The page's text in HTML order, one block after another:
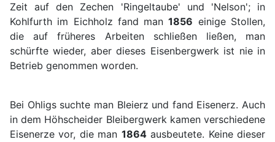
Zeit auf den Zechen 'Ringeltaube' und 'Nelson'; in
Kohlfurth im Eichholz fand man1856 einige Stollen,
die auf früheres Arbeiten schließen ließen, man
schürfte wieder, aber dieses Eisenbergwerk ist nie in
Betrieb genommen worden.
Bei Ohligs suchte man Bleierz und fand Eisenerz. Auch
in dem Höhscheider Bleibergwerk kamen verschiedene
Eisenerze vor, die man 1864ausbeutete. Keine dieser